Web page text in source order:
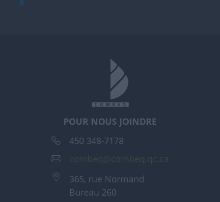
POUR NOUS JOINDRE
450 348-7178
365, rue Normand
Bureau 260